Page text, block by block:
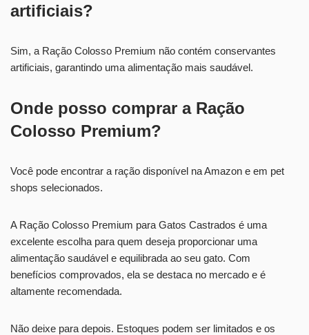
artificiais?
Sim, a Ração Colosso Premium não contém conservantes
artificiais, garantindo uma alimentação mais saudável.
Onde posso comprar a Ração
Colosso Premium?
Você pode encontrar a ração disponível na Amazon e em pet
shops selecionados.
A Ração Colosso Premium para Gatos Castrados é uma
excelente escolha para quem deseja proporcionar uma
alimentação saudável e equilibrada ao seu gato. Com
benefícios comprovados, ela se destaca no mercado e é
altamente recomendada.
Não deixe para depois. Estoques podem ser limitados e os